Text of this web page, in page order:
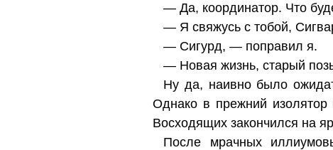
— Да, координатор. Что
— Я свяжусь с тобой,
— Сигурд, — поправил я.
— Новая жизнь, старый
Ну да, наивно было
Однако в прежний
Восходящих закончился на
После мрачных